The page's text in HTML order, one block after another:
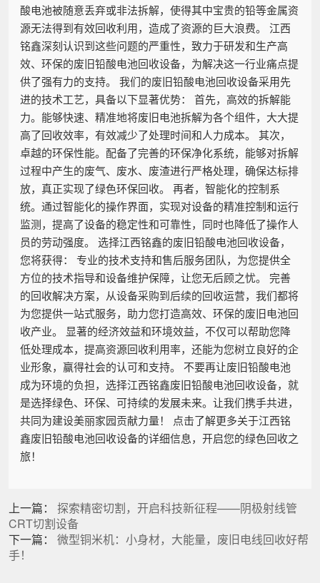
酸电池被随意丢弃或非法拆解，使得其中宝贵的铅等金属资
源无法得到有效回收利用，造成了资源的巨大浪费。 江西
铭鑫深刻认识到这些问题的严重性，致力于研发和生产高
效、环保的废旧铅酸电池回收设备，为解决这一行业痛点提
供了强有力的支持。 我们的废旧铅酸电池回收设备采用先
进的技术工艺，具备以下显著优势： 首先，高效的拆解能
力。能够快速、精准地将废旧电池拆解为各个组件，大大提
高了回收效率，有效减少了处理时间和人力成本。 其次，
卓越的环保性能。配备了完善的环保净化系统，能够对拆解
过程中产生的废气、废水、废渣进行严格处理，确保达标排
放，真正实现了绿色环保回收。 再者，智能化的控制系
统。通过智能化的操作界面，实现对设备的精准控制和运行
监测，提高了设备的稳定性和可靠性，同时也降低了操作人
员的劳动强度。 选择江西铭鑫的废旧铅酸电池回收设备，
您将获得： 专业的技术支持和售后服务团队，为您提供全
方位的技术指导和设备维护保障，让您无后顾之忧。 完善
的回收解决方案，从设备采购到后续的回收运营，我们都将
为您提供一站式服务，助力您打造高效、环保的废旧电池回
收产业。 显著的经济效益和环境效益，不仅可以帮助您降
低处理成本，提高资源回收利用率，还能为您树立良好的企
业形象，赢得社会的认可和支持。 不要再让废旧铅酸电池
成为环境的负担，选择江西铭鑫废旧铅酸电池回收设备，就
是选择绿色、环保、可持续的发展未来。让我们携手共进，
共同为建设美丽家园贡献力量！ 点击了解更多关于江西铭
鑫废旧铅酸电池回收设备的详细信息，开启您的绿色回收之
旅！
上一篇： 探索精密切割，开启科技新征程——阴极射线管
CRT切割设备
下一篇： 微型铜米机：小身材，大能量，废旧电线回收好帮
手！